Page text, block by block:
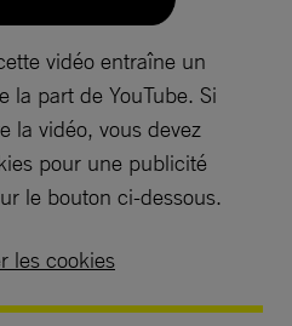
vidéo entraîne un
la part de YouTube. Si
la vidéo, vous devez
pour une publicité
le bouton ci-dessous.
les cookies